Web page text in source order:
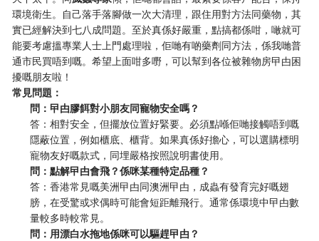
環境衛生。自己落手落腳做一次大清理，跟住用對方法同藥物，其
實已經解決到七八成問題。至於真係好嚴重，點搞都係咁，噉就可
能要考慮搵專業人士上門處理啦，佢哋有啲藥劑同方法，係我哋普
通市民買唔到嘅。希望上面咁多嘢，可以幫到各位被雜物房曱甴困
擾嘅朋友啦！
常見問題：
問：曱甴膠餌對小朋友同寵物安全嗎？
答：相對安全，但擺放位置好緊要。必須點喺佢哋接觸唔到嘅
隱蔽位置，例如櫃底、櫃背。如果真係好擔心，可以選購標明
寵物友好嘅款式，同埋嚴格按照說明書使用。
問：點解曱甴會飛？係咪某種特定品種？
答：香港常見嘅美洲曱甴同澳洲曱甴，成蟲有發育完好嘅翅
膀，在受驚或求偶時可能會短距離飛行。通常係環境中曱甴數
量較多時較常見。
問：用漂白水拖地係咪可以驅趕曱甴？